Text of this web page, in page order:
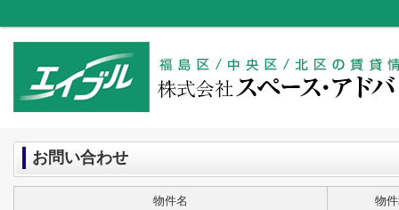
お問い合わせ
物件名 物